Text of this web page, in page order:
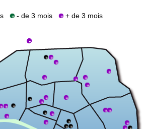
- de 3 mois + de 3 mois